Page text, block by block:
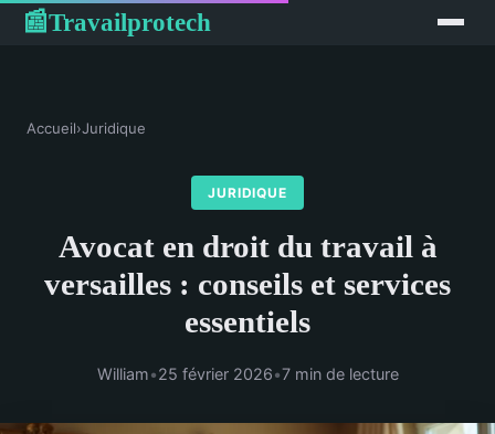
📰Travailprotech
Accueil›Juridique
JURIDIQUE
Avocat en droit du travail à
versailles : conseils et services
essentiels
William•25 février 2026•7 min de lecture